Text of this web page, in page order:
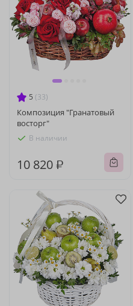
5 (33)
Композиция "Гранатовый
восторг"
В наличии
10 820 ₽